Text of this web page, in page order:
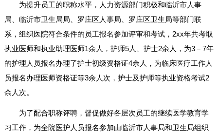
为提升员工的职称水平，人力资源部门积极和临沂市人事
局、临沂市卫生局局、罗庄区人事局、罗庄区卫生局等部门联
系，组织医院符合条件的员工报名参加评审和考试，2xx年共考取
执业医师和执业助理医师1余人，护师5人、护士2余人，为3－7年
的护理人员报名办理了护士初级资格证4余人，为临床医疗工作人
员报名办理医师资格证等3余人次，护士及护师等执业资格考试2
余人次。
为了配合职称评聘，督促做好各层次员工的继续医学教育学
习工作，为全院医护人员报名参加由临沂市人事局和卫生局组织